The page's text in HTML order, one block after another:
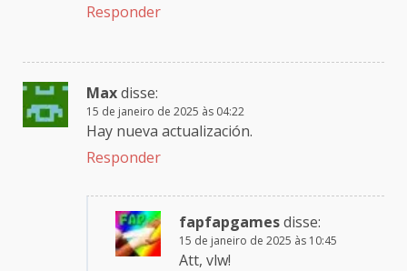
Responder
Maxdisse:
15 de janeiro de 2025 às 04:22
Hay nueva actualización.
Responder
fapfapgamesdisse:
15 de janeiro de 2025 às 10:45
Att, vlw!